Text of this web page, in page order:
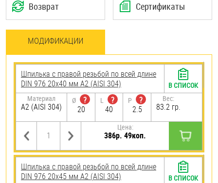
Возврат Сертификаты
МОДИФИКАЦИИ
Шпилька с правой резьбой по всей длине
DIN 976 20х40 мм А2 (AISI 304)
Материал
А2 (AISI 304)
Ø
?
20
L
?
40
P
?
2.5
Вес:
83.2 гр.
Цена:
386р. 49коп.
В СПИСОК
Шпилька с правой резьбой по всей длине
DIN 976 20х45 мм А2 (AISI 304)
В СПИСОК